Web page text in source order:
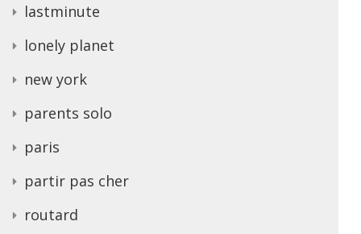
lastminute
lonely planet
new york
parents solo
paris
partir pas cher
routard